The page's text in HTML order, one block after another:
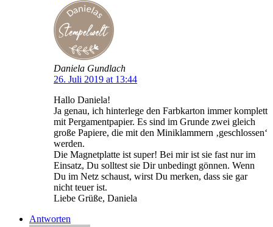
Daniela Gundlach
26. Juli 2019 at 13:44
Hallo Daniela!
Ja genau, ich hinterlege den Farbkarton immer komplett
mit Pergamentpapier. Es sind im Grunde zwei gleich
große Papiere, die mit den Miniklammern ‚geschlossen‘
werden.
Die Magnetplatte ist super! Bei mir ist sie fast nur im
Einsatz, Du solltest sie Dir unbedingt gönnen. Wenn
Du im Netz schaust, wirst Du merken, dass sie gar
nicht teuer ist.
Liebe Grüße, Daniela
Antworten